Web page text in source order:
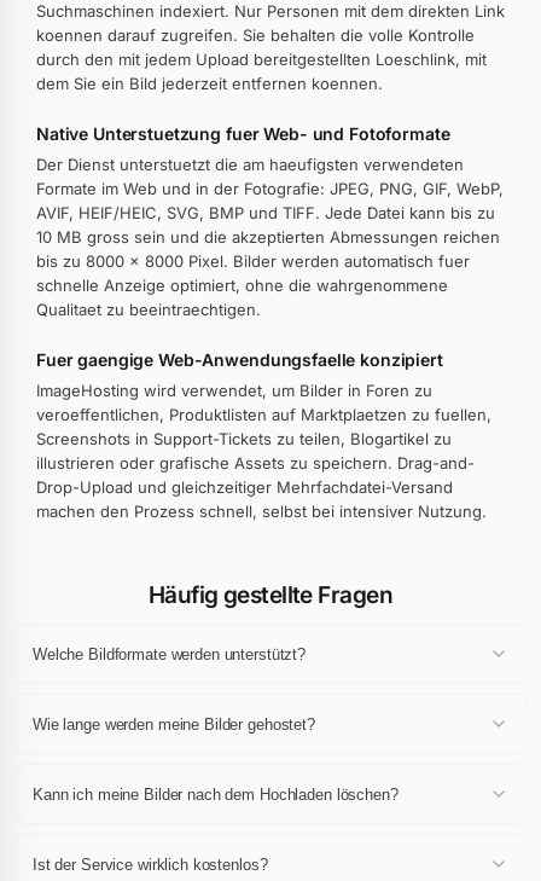
Suchmaschinen indexiert. Nur Personen mit dem direkten Link
koennen darauf zugreifen. Sie behalten die volle Kontrolle
durch den mit jedem Upload bereitgestellten Loeschlink, mit
dem Sie ein Bild jederzeit entfernen koennen.
Native Unterstuetzung fuer Web- und Fotoformate
Der Dienst unterstuetzt die am haeufigsten verwendeten
Formate im Web und in der Fotografie: JPEG, PNG, GIF, WebP,
AVIF, HEIF/HEIC, SVG, BMP und TIFF. Jede Datei kann bis zu
10 MB gross sein und die akzeptierten Abmessungen reichen
bis zu 8000 × 8000 Pixel. Bilder werden automatisch fuer
schnelle Anzeige optimiert, ohne die wahrgenommene
Qualitaet zu beeintraechtigen.
Fuer gaengige Web-Anwendungsfaelle konzipiert
ImageHosting wird verwendet, um Bilder in Foren zu
veroeffentlichen, Produktlisten auf Marktplaetzen zu fuellen,
Screenshots in Support-Tickets zu teilen, Blogartikel zu
illustrieren oder grafische Assets zu speichern. Drag-and-
Drop-Upload und gleichzeitiger Mehrfachdatei-Versand
machen den Prozess schnell, selbst bei intensiver Nutzung.
Häufig gestellte Fragen
Welche Bildformate werden unterstützt?
SVG, BMP, TIFF, AVIF, HEIF/HEIC. Die maximale Größe pro Bild
Wie lange werden meine Bilder gehostet?
Ihre Bilder niemals, solange sie unseren Nutzungsbedingungen
Kann ich meine Bilder nach dem Hochladen löschen?
können uns auch kontaktieren, um Ihre Bilder zu löschen.
Ist der Service wirklich kostenlos?